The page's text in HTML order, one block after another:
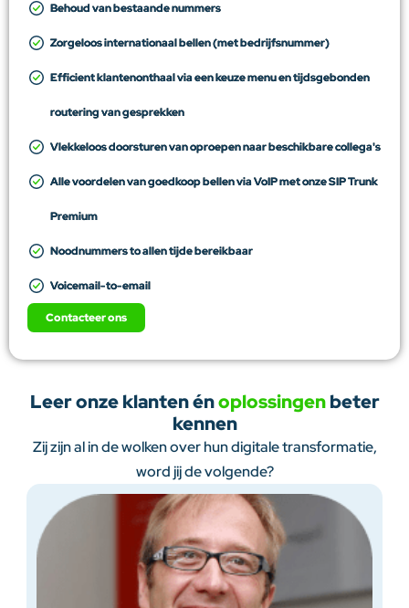
Behoud van bestaande nummers
Zorgeloos internationaal bellen (met bedrijfsnummer)
Efficient klantenonthaal via een keuze menu en tijdsgebonden
routering van gesprekken
Vlekkeloos doorsturen van oproepen naar beschikbare collega's
Alle voordelen van goedkoop bellen via VoIP met onze SIP Trunk
Premium
Noodnummers to allen tijde bereikbaar
Voicemail-to-email
Contacteer ons
Leer onze klanten énoplossingenbeter
kennen
Zij zijn al in de wolken over hun digitale transformatie,
word jij de volgende?